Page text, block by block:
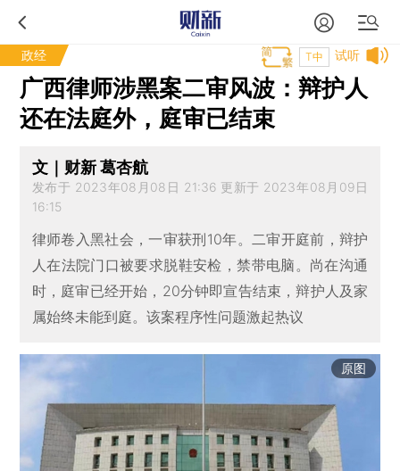
政经 试听
T中
广西律师涉黑案二审风波：辩护人
还在法庭外，庭审已结束
文｜财新 葛杏航
发布于 2023年08月08日 21:36 更新于 2023年08月09日
16:15
律师卷入黑社会，一审获刑10年。二审开庭前，辩护
人在法院门口被要求脱鞋安检，禁带电脑。尚在沟通
时，庭审已经开始，20分钟即宣告结束，辩护人及家
属始终未能到庭。该案程序性问题激起热议
原图